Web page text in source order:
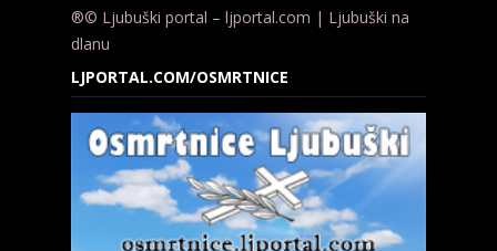
®© Ljubuški portal – ljportal.com | Ljubuški na
dlanu
LJPORTAL.COM/OSMRTNICE